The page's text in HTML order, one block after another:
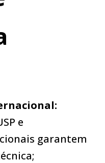
e
garantem